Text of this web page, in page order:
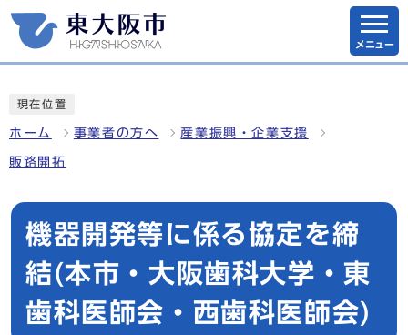
メニュー
現在位置
ホーム 事業者の方へ 産業振興・企業支援
販路開拓
機器開発等に係る協定を締
結(本市・大阪歯科大学・東
歯科医師会・西歯科医師会)